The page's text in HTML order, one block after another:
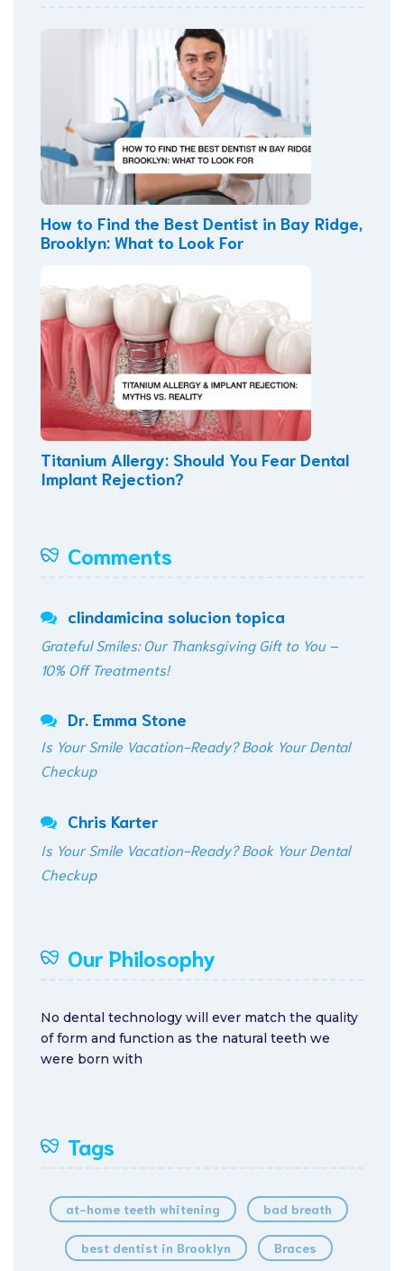
How to Find the Best Dentist in Bay Ridge,
Brooklyn: What to Look For
Titanium Allergy: Should You Fear Dental
Implant Rejection?
Comments
clindamicina solucion topica
Grateful Smiles: Our Thanksgiving Gift to You –
10% Off Treatments!
Dr. Emma Stone
Is Your Smile Vacation-Ready? Book Your Dental
Checkup
Chris Karter
Is Your Smile Vacation-Ready? Book Your Dental
Checkup
Our Philosophy
No dental technology will ever match the quality
of form and function as the natural teeth we
were born with
Tags
at-home teeth whitening bad breath
best dentist in Brooklyn Braces